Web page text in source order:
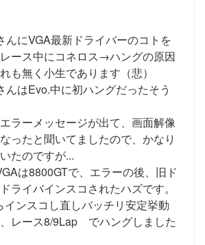
にVGA最新ドライバーのコトを
ース中にコネロス→ハングの原因
も無く小生であります（悲）
んはEvo.中に初ハングだったそう
ラーメッセージが出て、画面解像
ったと聞いてましたので、かなり
たのですが...
は8800GTで、エラーの後、旧ド
ライバインスコされたハズです。
ンスコし直しバッチリ安定挙動
レース8/9Lap でハングしました